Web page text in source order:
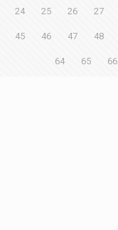
24 25 26 27
45 46 47 48
64 65 66